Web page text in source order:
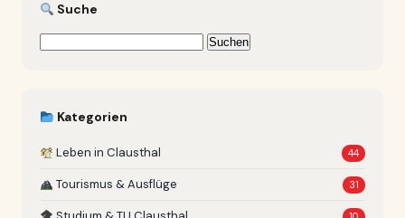
Suche
Suchen
Kategorien
Leben in Clausthal 44
Tourismus & Ausflüge 31